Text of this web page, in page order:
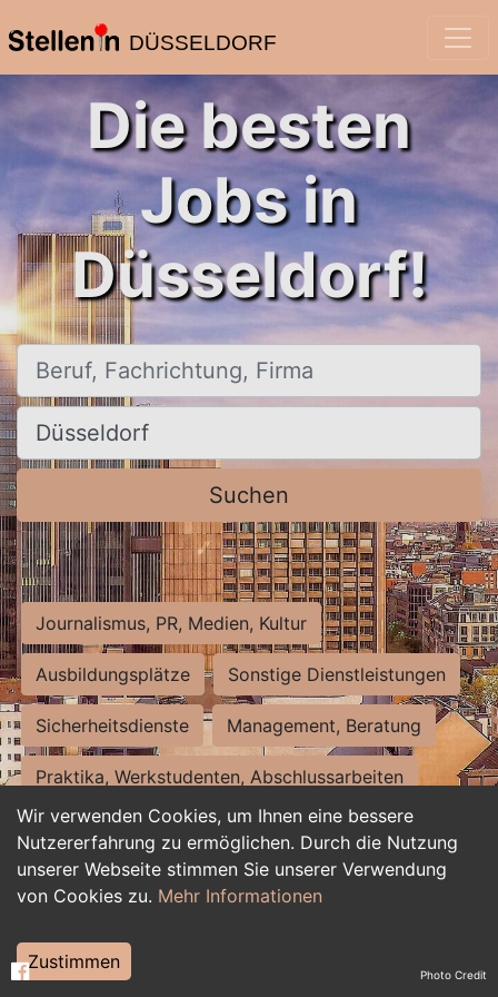
DÜSSELDORF
Wir verwenden Cookies, um Ihnen eine bessere
Nutzererfahrung zu ermöglichen. Durch die Nutzung
unserer Webseite stimmen Sie unserer Verwendung
von Cookies zu. Mehr Informationen
Zustimmen
Die besten
Jobs in
Düsseldorf!
Beruf, Fachrichtung, Firma
Ort, Stadt
Suchen
Journalismus, PR, Medien, Kultur
Ausbildungsplätze Sonstige Dienstleistungen
Sicherheitsdienste Management, Beratung
Praktika, Werkstudenten, Abschlussarbeiten
Personalwesen Assistenz, Sekretariat
Hilfskräfte, Aushilfs- und Nebenjobs
Weiterbildung, Studium, duale Ausbildung Photo Credit